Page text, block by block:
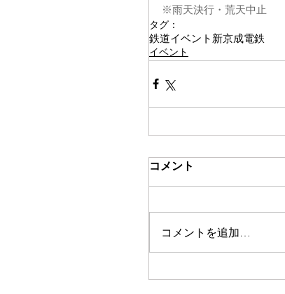
※雨天決行・荒天中止
タグ：
鉄道イベント 新京成電鉄
イベント
コメント
コメントを追加…